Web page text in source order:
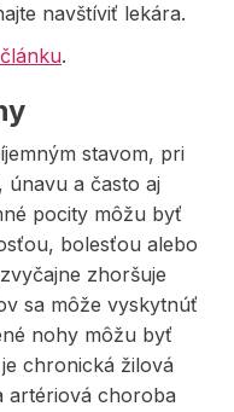
navštíviť lekára.
.
stavom, pri
a často aj
pocity môžu byť
bolesťou alebo
zhoršuje
sa môže vyskytnúť
nohy môžu byť
chronická žilová
artériová choroba